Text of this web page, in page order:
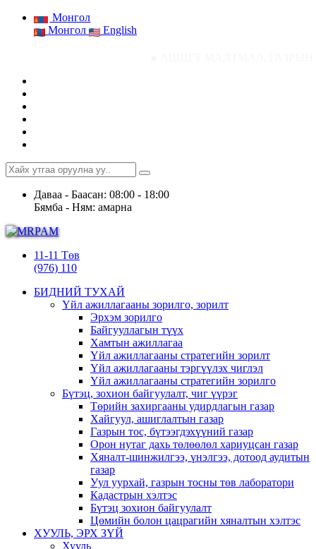
Монгол
Монгол
English
Даваа - Баасан: 08:00 - 18:00
Бямба - Ням: амарна
11-11 Төв
(976) 110
БИДНИЙ ТУХАЙ
Үйл ажиллагааны зорилго, зорилт
Эрхэм зорилго
Байгууллагын түүх
Хамтын ажиллагаа
Үйл ажиллагааны стратегийн зорилт
Үйл ажиллагааны тэргүүлэх чиглэл
Үйл ажиллагааны стратегийн зорилго
Бүтэц, зохион байгуулалт, чиг үүрэг
Төрийн захиргааны удирдлагын газар
Хайгуул, ашиглалтын газар
Газрын тос, бүтээгдэхүүний газар
Орон нутаг дахь төлөөлөл хариуцсан газар
Хяналт-шинжилгээ, үнэлгээ, дотоод аудитын
газар
Уул уурхай, газрын тосны төв лаборатори
Кадастрын хэлтэс
Бүтэц зохион байгуулалт
Цөмийн болон цацрагийн хяналтын хэлтэс
ХУУЛЬ, ЭРХ ЗҮЙ
Хууль